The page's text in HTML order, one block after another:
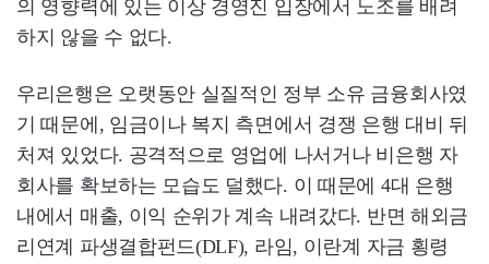
의 영향력에 있는 이상 경영진 입장에서 노조를 배려
하지 않을 수 없다.
우리은행은 오랫동안 실질적인 정부 소유 금융회사였
기 때문에, 임금이나 복지 측면에서 경쟁 은행 대비 뒤
처져 있었다. 공격적으로 영업에 나서거나 비은행 자
회사를 확보하는 모습도 덜했다. 이 때문에 4대 은행
내에서 매출, 이익 순위가 계속 내려갔다. 반면 해외금
리연계 파생결합펀드(DLF), 라임, 이란계 자금 횡령